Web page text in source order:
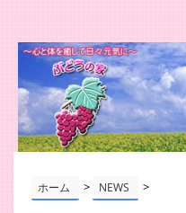
ホーム > NEWS >